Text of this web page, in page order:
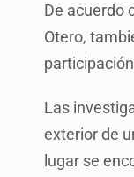
De acuerdo
Otero,
Las
exterior de
lugar se